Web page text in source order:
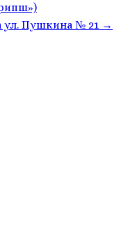
ул. Пушкина № 21 →